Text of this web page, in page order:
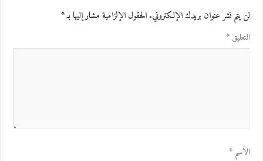
لن يتم نشر عنوان بريدك الإلكتروني.الحقول الإلزامية مشار إليها بـ*
التعليق*
الاسم*